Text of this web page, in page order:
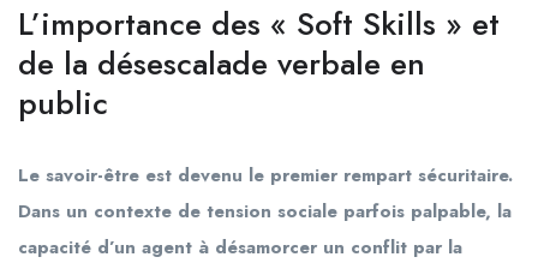
L’importance des « Soft Skills » et
de la désescalade verbale en
public
Le savoir-être est devenu le premier rempart sécuritaire.
Dans un contexte de tension sociale parfois palpable, la
capacité d’un agent à désamorcer un conflit par la